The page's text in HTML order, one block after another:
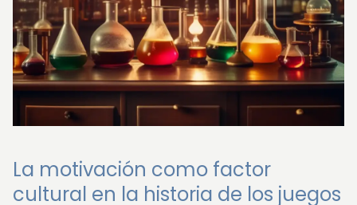
La motivación como factor
cultural en la historia de los juegos